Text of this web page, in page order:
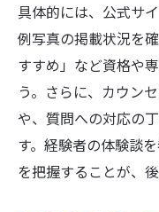
具体的には、公式サ
例写真の掲載状況を
すすめ」など資格や
う。さらに、カウン
や、質問への対応の
す。経験者の体験談
を把握することが、